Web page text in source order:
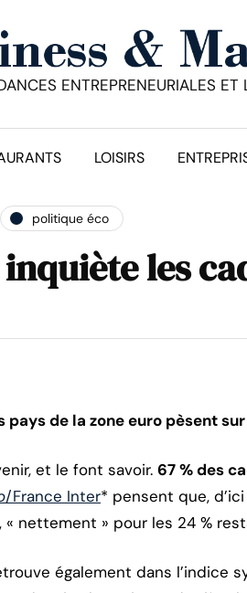
ENTREPRENEURIALES ET
LOISIRS
politique éco
les
pays de la zone euro pèsent
et le font savoir. 67 % des
/France Inter* pensent que,
« nettement » pour les 24 %
également dans l’indice